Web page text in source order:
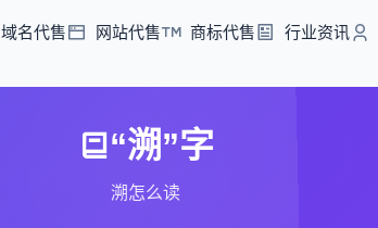
域名代售 网站代售 商标代售 行业资讯
“溯”字
溯怎么读